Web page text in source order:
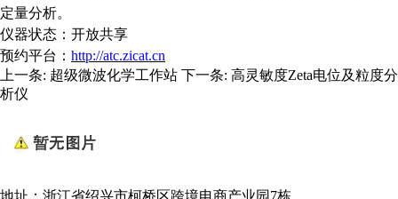
定量分析。
仪器状态： 开放共享
预约平台： http://atc.zicat.cn
上一条: 超级微波化学工作站 下一条: 高灵敏度Zeta电位及粒度分
析仪
地址：浙江省绍兴市柯桥区跨境电商产业园7栋